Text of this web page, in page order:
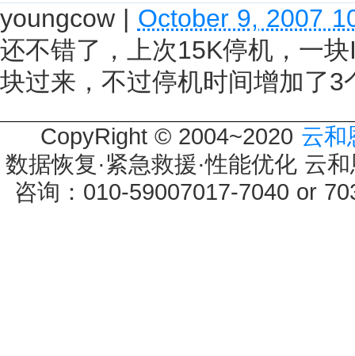
youngcow | October 9, 2007
还不错了，上次15K停机，一
块过来，不过停机时间增加了3
CopyRight © 2004~2020 云和
数据恢复·紧急救援·性能优化 云
咨询：010-59007017-7040 or